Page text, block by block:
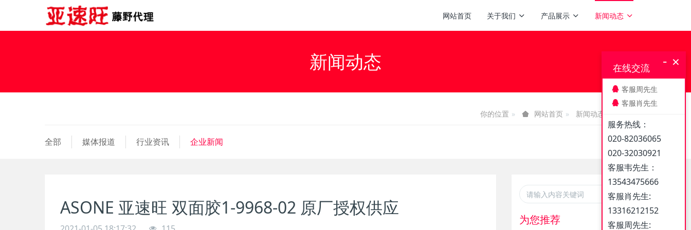
网站首页 关于我们 产品展示 新闻动态
新闻动态
你的位置 网站首页 新闻动态
全部 媒体报道 行业资讯 企业新闻
ASONE 亚速旺 双面胶1-9968-02 原厂授权供应
为您推荐
×
-
在线交流
客服周先生
客服肖先生
服务热线：
020-82036065
020-32030921
客服韦先生：
13543475666
客服肖先生:
13316212152
客服周先生: